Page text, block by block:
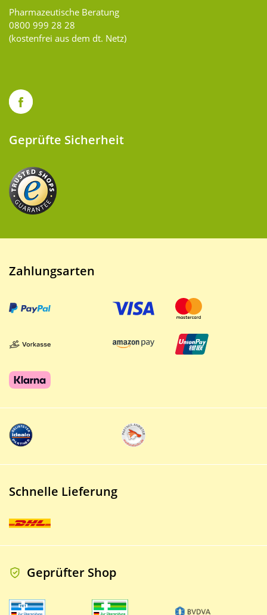
Pharmazeutische Beratung
0800 999 28 28
(kostenfrei aus dem dt. Netz)
Geprüfte Sicherheit
Zahlungsarten
Schnelle Lieferung
Geprüfter Shop